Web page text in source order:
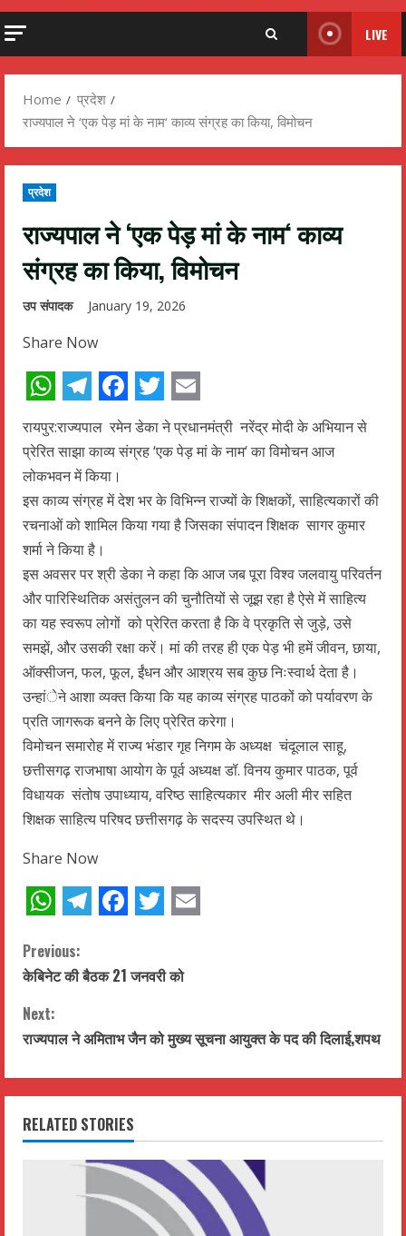
LIVE
Home
प्रदेश
राज्यपाल ने ‘एक पेड़ मां के नाम‘ काव्य संग्रह का किया, विमोचन
प्रदेश
राज्यपाल ने ‘एक पेड़ मां के नाम‘ काव्य
संग्रह का किया, विमोचन
उप संपादक January 19, 2026
Share Now
WhatsApp
Telegram
Facebook
Twitter
Email
रायपुर:राज्यपाल रमेन डेका ने प्रधानमंत्री नरेंद्र मोदी के अभियान से
प्रेरित साझा काव्य संग्रह ‘एक पेड़ मां के नाम‘ का विमोचन आज
लोकभवन में किया।
इस काव्य संग्रह में देश भर के विभिन्न राज्यों के शिक्षकों, साहित्यकारों की
रचनाओं को शामिल किया गया है जिसका संपादन शिक्षक सागर कुमार
शर्मा ने किया है।
इस अवसर पर श्री डेका ने कहा कि आज जब पूरा विश्व जलवायु परिवर्तन
और पारिस्थितिक असंतुलन की चुनौतियों से जूझ रहा है ऐसे में साहित्य
का यह स्वरूप लोगों को प्रेरित करता है कि वे प्रकृति से जुड़े, उसे
समझें, और उसकी रक्षा करें। मां की तरह ही एक पेड़ भी हमें जीवन, छाया,
ऑक्सीजन, फल, फूल, ईंधन और आश्रय सब कुछ निःस्वार्थ देता है।
उन्हांेने आशा व्यक्त किया कि यह काव्य संग्रह पाठकों को पर्यावरण के
प्रति जागरूक बनने के लिए प्रेरित करेगा।
विमोचन समारोह में राज्य भंडार गृह निगम के अध्यक्ष चंदूलाल साहू,
छत्तीसगढ़ राजभाषा आयोग के पूर्व अध्यक्ष डॉ. विनय कुमार पाठक, पूर्व
विधायक संतोष उपाध्याय, वरिष्ठ साहित्यकार मीर अली मीर सहित
शिक्षक साहित्य परिषद छत्तीसगढ़ के सदस्य उपस्थित थे।
Share Now
C
o
n
t
i
n
Previous:
केबिनेट की बैठक 21 जनवरी को
Next:
राज्यपाल ने अमिताभ जैन को मुख्य सूचना आयुक्त के पद की दिलाई,शपथ
RELATED STORIES